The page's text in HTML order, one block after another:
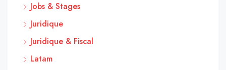
Jobs & Stages
Juridique
Juridique & Fiscal
Latam